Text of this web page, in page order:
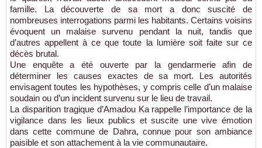
famille. La découverte de sa mort a donc suscité de
nombreuses interrogations parmi les habitants. Certains voisins
évoquent un malaise survenu pendant la nuit, tandis que
d’autres appellent à ce que toute la lumière soit faite sur ce
décès brutal.
Une enquête a été ouverte par la gendarmerie afin de
déterminer les causes exactes de sa mort. Les autorités
envisagent toutes les hypothèses, y compris celle d’un malaise
soudain ou d’un incident survenu sur le lieu de travail.
La disparition tragique d’Amadou Ka rappelle l’importance de la
vigilance dans les lieux publics et suscite une vive émotion
dans cette commune de Dahra, connue pour son ambiance
paisible et son attachement à la vie communautaire.